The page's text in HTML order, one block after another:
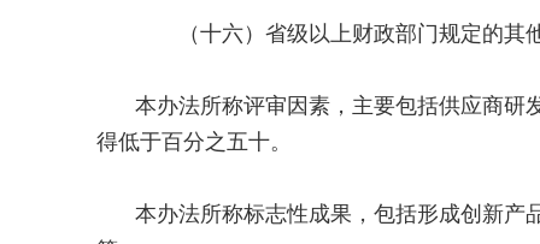
（十六）省级以上财政部门规定的其
本办法所称评审因素，主要包括供应商研
得低于百分之五十。
本办法所称标志性成果，包括形成创新产